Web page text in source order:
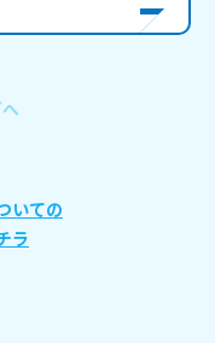
いての
ラ